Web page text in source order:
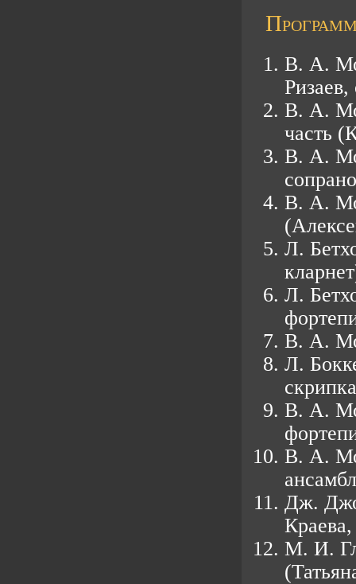
В. А.
Ризаев,
В. А.
часть
В. А.
В. А.
Л.
Л.
В. А.
Л.
В. А.
В. А.
Дж.
М. И.